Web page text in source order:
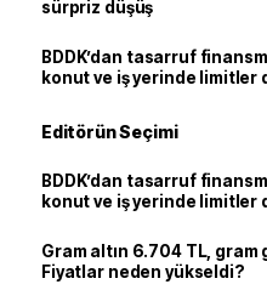
sürpriz düşüş
BDDK’dan tasarruf
konut ve iş yerinde limitler
Editörün Seçimi
BDDK’dan tasarruf
konut ve iş yerinde limitler
Gram altın 6.704 TL,
Fiyatlar neden yükseldi?